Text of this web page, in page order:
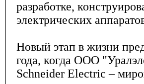
разработке,
электрических
Новый этап в жизни
года, когда ООО
Schneider Electric –